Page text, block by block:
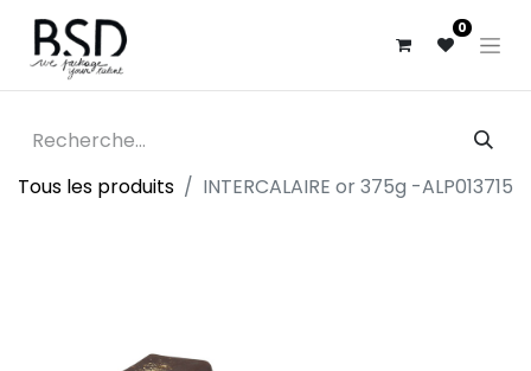
0
Tous les produits INTERCALAIRE or 375g -ALP013715